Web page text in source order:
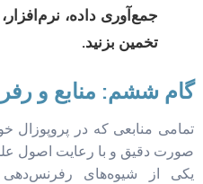
جمع‌آوری داده،
تخمین بزنید.
گام ششم: منابع و
تمامی منابعی که در پروپوزال
صورت دقیق و با رعایت اصول